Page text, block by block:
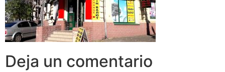
Deja un comentario